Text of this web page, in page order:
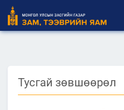
Тусгай зөвшөөрөл